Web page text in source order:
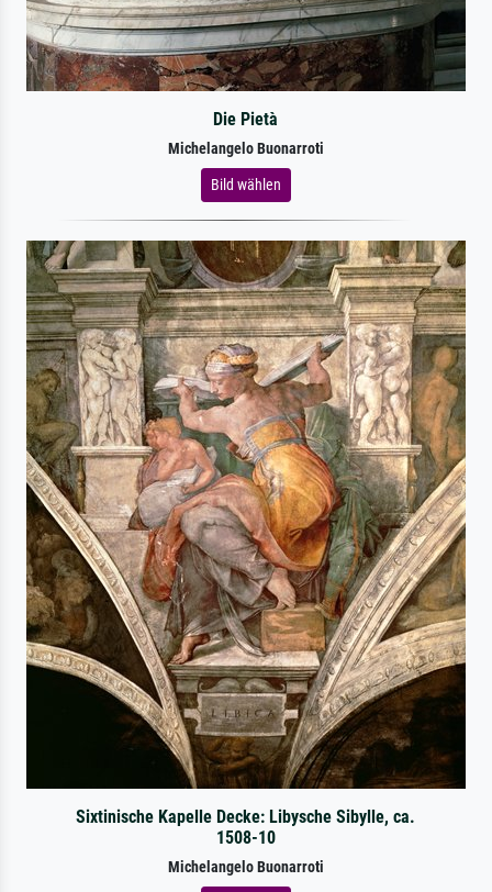
Die Pietà
Michelangelo Buonarroti
Bild wählen
Sixtinische Kapelle Decke: Libysche Sibylle, ca.
1508-10
Michelangelo Buonarroti